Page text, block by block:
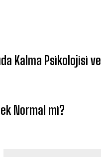
Kalma Psikolojisi ve
Normal mi?